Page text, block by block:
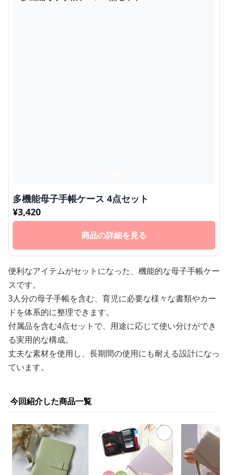
多機能母子手帳ケース 4点セット
¥3,420
商品の詳細を見る
便利なアイテムがセットになった、機能的な母子手帳ケー
スです。
3人分の母子手帳を含む、育児に必要な様々な書類やカー
ドを体系的に整理できます。
付属品を含む4点セットで、用途に応じて使い分けができ
る実用的な構成。
丈夫な素材を使用し、長期間の使用にも耐える設計になっ
ています。
今回紹介した商品一覧